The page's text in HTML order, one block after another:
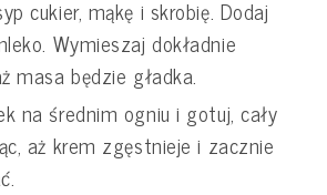
cukier, mąkę i skrobię. Dodaj
Wymieszaj dokładnie
masa będzie gładka.
na średnim ogniu i gotuj, cały
aż krem zgęstnieje i zacznie